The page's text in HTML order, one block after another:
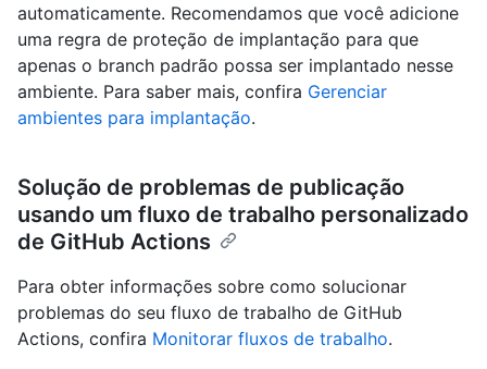
automaticamente. Recomendamos que você adicione
uma regra de proteção de implantação para que
apenas o branch padrão possa ser implantado nesse
ambiente. Para saber mais, confira Gerenciar
ambientes para implantação.
Solução de problemas de publicação
usando um fluxo de trabalho personalizado
de GitHub Actions
Para obter informações sobre como solucionar
problemas do seu fluxo de trabalho de GitHub
Actions, confira Monitorar fluxos de trabalho.